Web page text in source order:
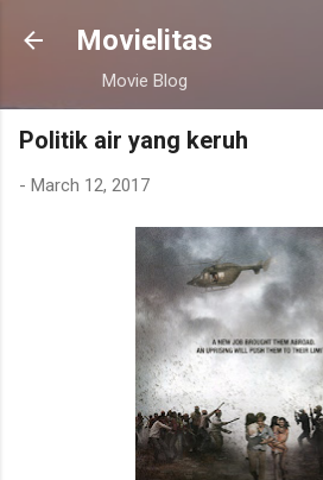
Skip to main
Movielitas
Movie Blog
Politik air yang keruh
- March 12, 2017